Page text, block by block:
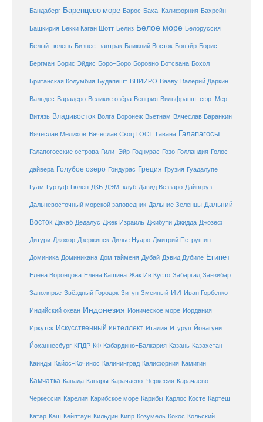
Бандаберг Баренцево море Барос Баха-Калифорния Бахрейн
Башкирия Бекки Каган Шотт Белиз Белое море Белоруссия
Белый тюлень Бизнес-завтрак Ближний Восток Бонэйр Борис
Бергман Борис Эйдис Боро-Боро Боровно Ботсвана Бохол
Британская Колумбия Будапешт ВНИИРО Вааву Валерий Даркин
Вальдес Варадеро Великие озёра Венгрия Вильфранш-сюр-Мер
Витязь Владивосток Волга Воронеж Вьетнам Вячеслав Баранкин
Вячеслав Мелихов Вячеслав Скоц ГОСТ Гавана Галапагосы
Галапогосские острова Гили-Эйр Годнурас Гозо Голландия Голос
дайвера Голубое озеро Гондурас Греция Грузия Гуадалупе
Гуам Гурзуф Гюлен ДКБ ДЭМ-клуб Давид Веззаро Дайвгруз
Дальневосточный морской заповедник Дальние Зеленцы Дальний
Восток Дахаб Дедалус Джек Израиль Джибути Джидда Джозеф
Дитури Джохор Дзержинск Дилье Нуаро Дмитрий Петрушин
Доминика Доминикана Дом тайменя Дубай Дэвид Дубиле Египет
Елена Воронцова Елена Кашина Жак Ив Кусто Забаргад Занзибар
Заполярье Звёздный Городок Зитун Змеиный ИИ Иван Горбенко
Индийский океан Индонезия Ионическое море Иордания
Иркутск Искусственный интеллект Италия Итуруп Йонагуни
Йоханнесбург КПДР КФ Кабардино-Балкария Казань Казахстан
Каинды Кайос-Кочинос Калининград Калифорния Камигин
Камчатка Канада Канары Карачаево-Черкесия Карачаево-
Черкессия Карелия Карибское море Карибы Карлос Косте Картеш
Катар Каш Кейптаун Кильдин Кипр Козумель Кокос Кольский